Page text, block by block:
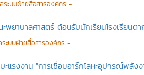
ระบบฝ่ายสื่อสารองค์กร -
พยาบาลศาสตร์ ต้อนรับนักเรียนโรงเรียน
ะบบฝ่ายสื่อสารองค์กร -
แรงงาน "การเชื่อมอาร์กโลหะอุปกรณ์พลั